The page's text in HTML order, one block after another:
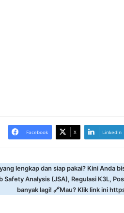
Facebook X LinkedIn
lengkap dan siap pakai? Kini Anda
Analysis (JSA), Regulasi K3L,
banyak lagi! 🔗Mau? Klik link ini